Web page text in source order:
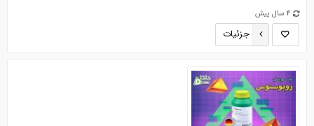
4 سال پیش
جزئیات